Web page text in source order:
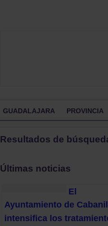
GUADALAJARA PROVINCIA
Resultados de
Últimas noticias
El
Ayuntamiento de
intensifica los